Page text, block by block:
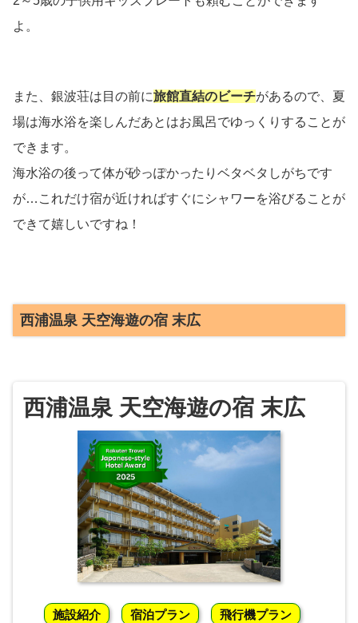
よ。
また、銀波荘は目の前に旅館直結のビーチがあるので、夏
場は海水浴を楽しんだあとはお風呂でゆっくりすることが
できます。
海水浴の後って体が砂っぽかったりベタベタしがちです
が…これだけ宿が近ければすぐにシャワーを浴びることが
できて嬉しいですね！
西浦温泉 天空海遊の宿 末広
西浦温泉 天空海遊の宿 末広
施設紹介 宿泊プラン 飛行機プラン